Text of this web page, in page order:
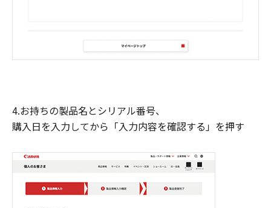
4.お持ちの製品名とシリアル番号、
購入日を入力してから「入力内容を確認する」を押す